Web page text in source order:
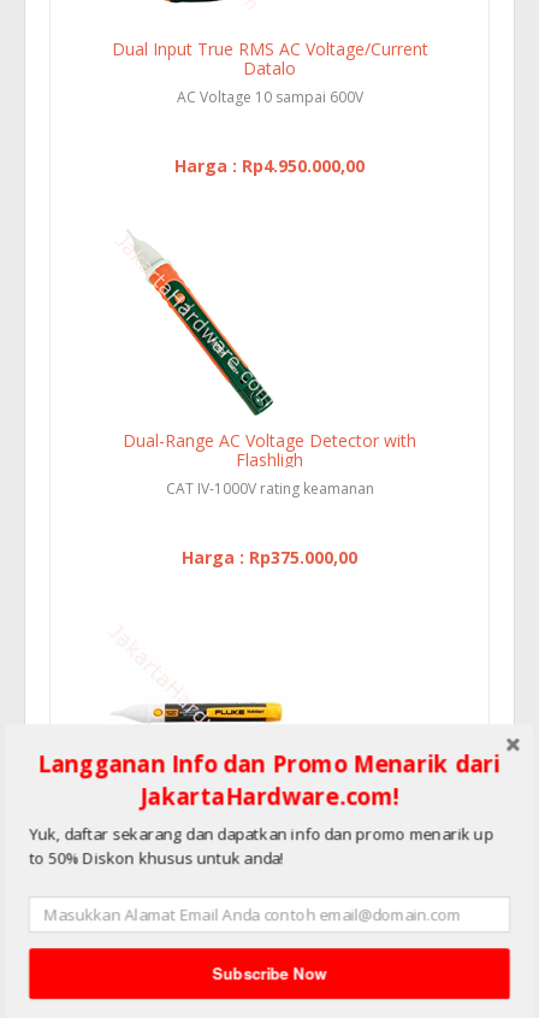
Dual Input True RMS AC Voltage/Current
Datalo
AC Voltage 10 sampai 600V
Harga : Rp4.950.000,00
Dual-Range AC Voltage Detector with
Flashligh
CAT IV-1000V rating keamanan
Harga : Rp375.000,00
Electrical Tester FLUKE 2AC Voltalert
Harga : Rp1.050.000,00
Langganan Info dan Promo Menarik dari
JakartaHardware.com!
Yuk, daftar sekarang dan dapatkan info dan promo menarik up
to 50% Diskon khusus untuk anda!
Subscribe Now